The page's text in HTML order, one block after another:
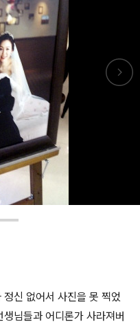
신 없어서 사진을 못 찍었
님들과 어디론가 사라져버